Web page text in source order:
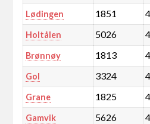
Lødingen 1851
Holtålen 5026
Brønnøy 1813
Gol 3324
Grane 1825
Gamvik 5626